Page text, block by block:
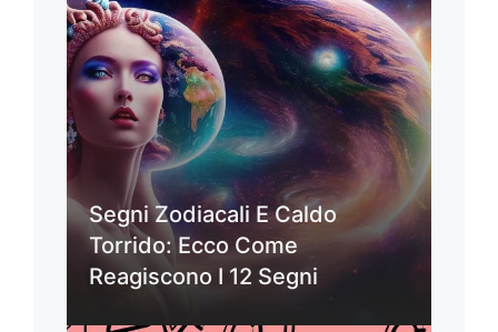
Segni Zodiacali E Caldo
Torrido: Ecco Come
Reagiscono I 12 Segni